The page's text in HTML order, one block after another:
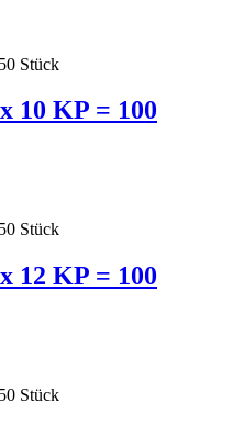
10 KP = 100
12 KP = 100